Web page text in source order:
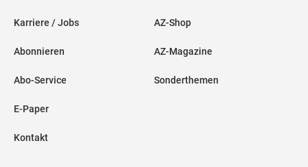
Karriere / Jobs
Abonnieren
Abo-Service
E-Paper
Kontakt
AZ-Shop
AZ-Magazine
Sonderthemen